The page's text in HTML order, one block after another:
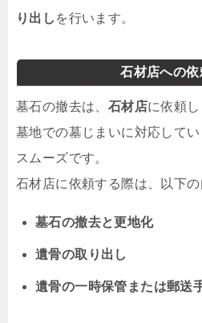
り出し を行います。
石材店への
墓石の撤去は、 石材店に依頼
墓地での墓じまいに対応して
スムーズです。
石材店に依頼する際は、以下の
墓石の撤去と更地化
遺骨の取り出し
遺骨の一時保管または郵送